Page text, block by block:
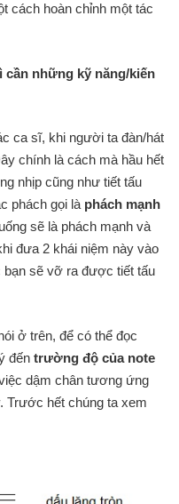
cách hoàn chỉnh một tác
những kỹ năng/kiến
ca sĩ, khi người ta đàn/hát
chính là cách mà hầu hết
nhịp cũng như tiết tấu
phách gọi là phách mạnh
sẽ là phách mạnh và
đưa 2 khái niệm này vào
sẽ vỡ ra được tiết tấu
ở trên, để có thể đọc
đến trường độ của note
dậm chân tương ứng
Trước hết chúng ta xem